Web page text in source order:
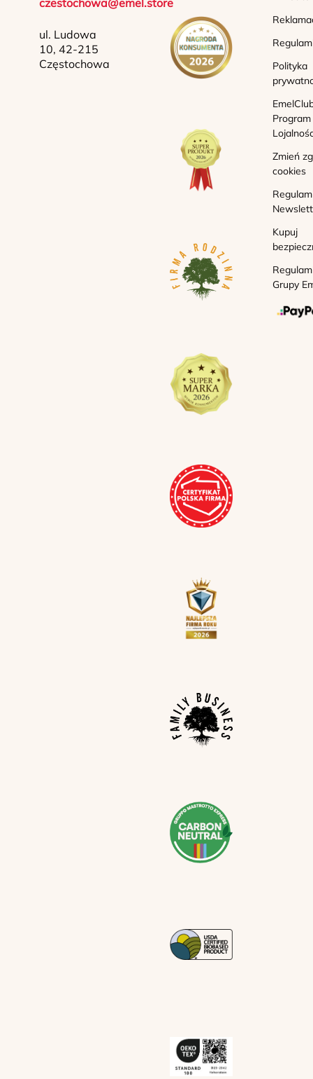
czestochowa@emel.store
ul. Ludowa
10, 42-215
Częstochowa
Polityka
Program
Zmień
cookies
Kupuj
Grupy